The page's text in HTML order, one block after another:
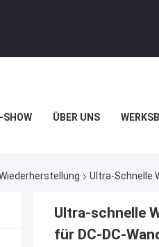
SHOW ÜBER UNS
Ultra-Schnelle
Ultra-schnelle
für DC-DC-